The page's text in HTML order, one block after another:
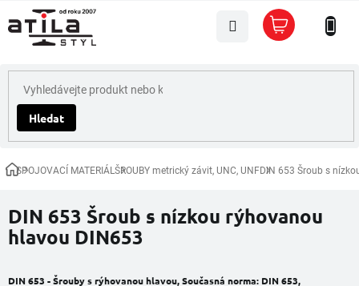
na
obsah
Hledat
Nákupní
košík
DomůSPOJOVACÍ MATERIÁLŠROUBY metrický závit, UNC, UNFDIN 653 Šroub s
DIN 653 Šroub s nízkou rýhovanou
hlavou DIN653
DIN 653 - Šrouby s rýhovanou hlavou,Současná norma: DIN 653,